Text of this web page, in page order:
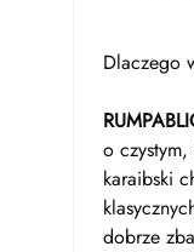
Dlaczego
o
karaibski
dobrze